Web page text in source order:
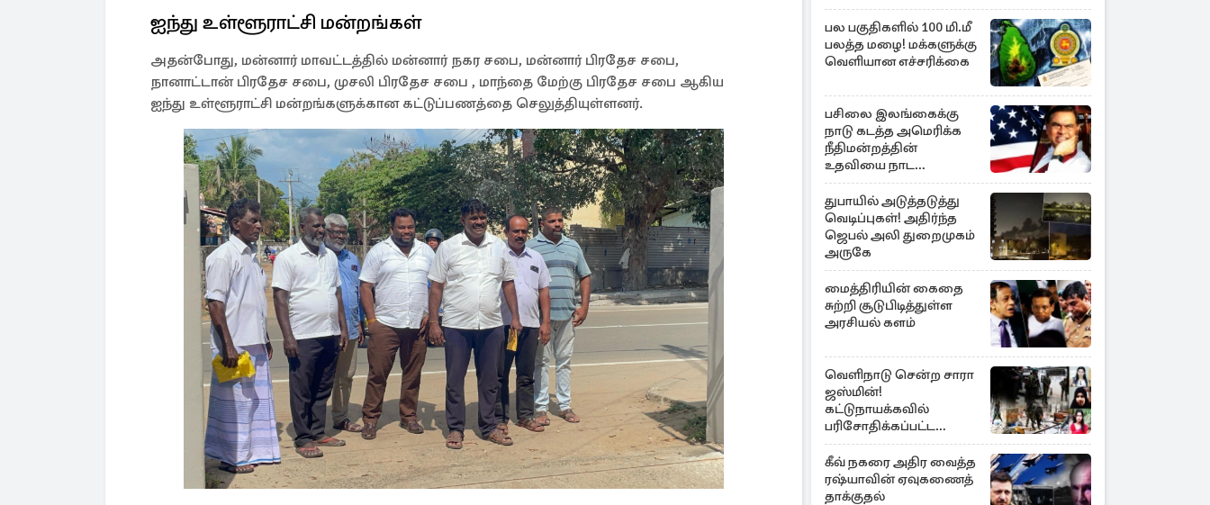
ஐந்து உள்ளூராட்சி மன்றங்கள்
அதன்போது, மன்னார் மாவட்டத்தில் மன்னார் நகர சபை, மன்னார் பிரதேச சபை,
நானாட்டான் பிரதேச சபை, முசலி பிரதேச சபை , மாந்தை மேற்கு பிரதேச சபை ஆகிய
ஐந்து உள்ளூராட்சி மன்றங்களுக்கான கட்டுப்பணத்தை செலுத்தியுள்ளனர்.
பல பகுதிகளில் 100 மி.மீ
பலத்த மழை! மக்களுக்கு
வெளியான எச்சரிக்கை
பசிலை இலங்கைக்கு
நாடு கடத்த அமெரிக்க
நீதிமன்றத்தின்
உதவியை நாட
அரசாங்கம் முடிவு
துபாயில் அடுத்தடுத்து
வெடிப்புகள்! அதிர்ந்த
ஜெபல் அலி துறைமுகம்
அருகே
மைத்திரியின் கைதை
சுற்றி சூடுபிடித்துள்ள
அரசியல் களம்
வெளிநாடு சென்ற சாரா
ஜஸ்மின்!
கட்டுநாயக்கவில்
பரிசோதிக்கப்பட்ட
CCTVவில்
வெளிச்சத்துக்கு வந்த
தகவல்
கீவ் நகரை அதிர வைத்த
ரஷ்யாவின் ஏவுகணைத்
தாக்குதல்